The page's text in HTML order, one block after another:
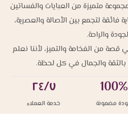
متميزة من العبايات والفساتين
فائقة لتجمع بين الأصالة والعصرية،
والراحة.
من الفخامة والتميز، لأننا نعلم
والجمال في كل لحظة.
100%
مضمونة
٢٤/٧
خدمة العملاء